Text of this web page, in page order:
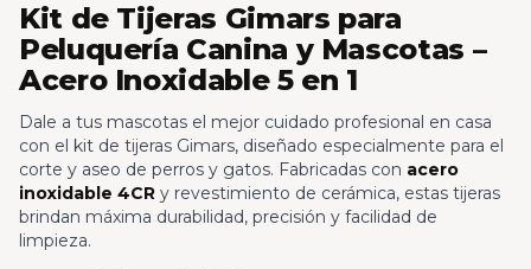
Kit de Tijeras Gimars para
Peluquería Canina y Mascotas –
Acero Inoxidable 5 en 1
Dale a tus mascotas el mejor cuidado profesional en casa
con el kit de tijeras Gimars, diseñado especialmente para el
corte y aseo de perros y gatos. Fabricadas con acero
inoxidable 4CR y revestimiento de cerámica, estas tijeras
brindan máxima durabilidad, precisión y facilidad de
limpieza.